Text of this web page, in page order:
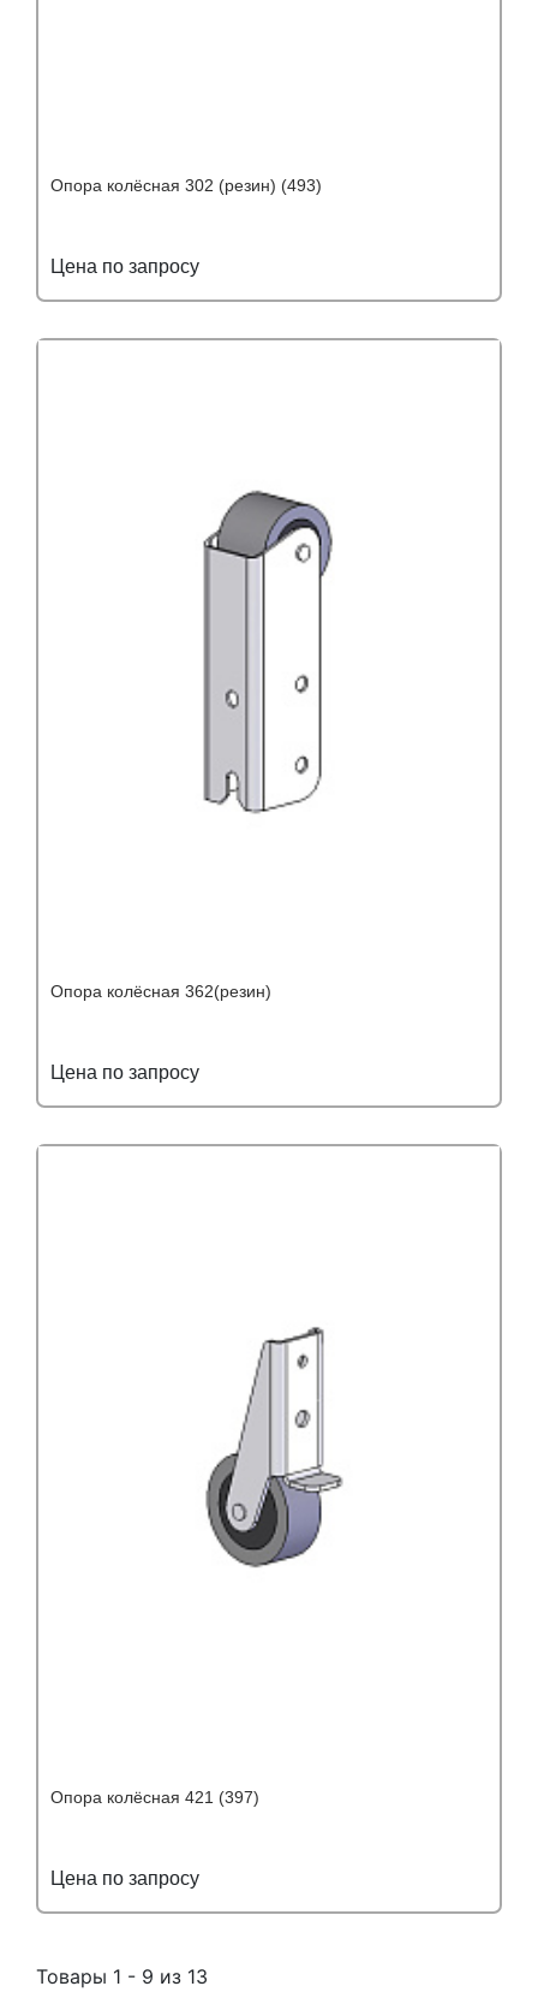
Опора колёсная 302 (резин) (493)
Цена по запросу
Опора колёсная 362(резин)
Цена по запросу
Опора колёсная 421 (397)
Цена по запросу
Товары 1 - 9 из 13